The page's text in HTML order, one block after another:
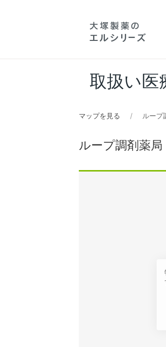
取扱い医
マップを見る ループ
ループ調剤薬局